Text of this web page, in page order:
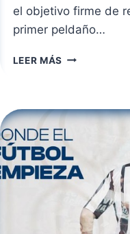
el objetivo firme de
primer peldaño…
LEER MÁS EL
CAMINO
CON
27
JUGADORES
Y
MIRADA
PUESTA